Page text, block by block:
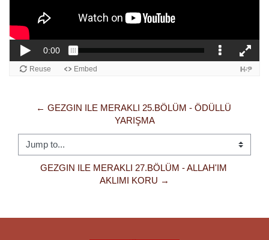
← GEZGIN ILE MERAKLI 25.BÖLÜM - ÖDÜLLÜ
YARIŞMA
Jump to...
GEZGIN ILE MERAKLI 27.BÖLÜM - ALLAH'IM
AKLIMI KORU →